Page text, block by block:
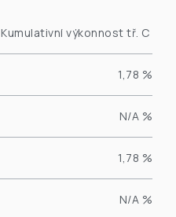
Kumulativní výkonnost tř. C
1,78 %
N/A %
1,78 %
N/A %